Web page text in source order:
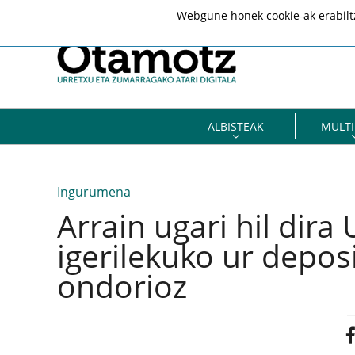
ALBISTEAK
Ingurumena
Arrain ugari hil dira
igerilekuko ur
ondorioz
Webgune honek cookie-ak